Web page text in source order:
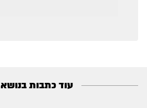
עוד כתבות בנושא